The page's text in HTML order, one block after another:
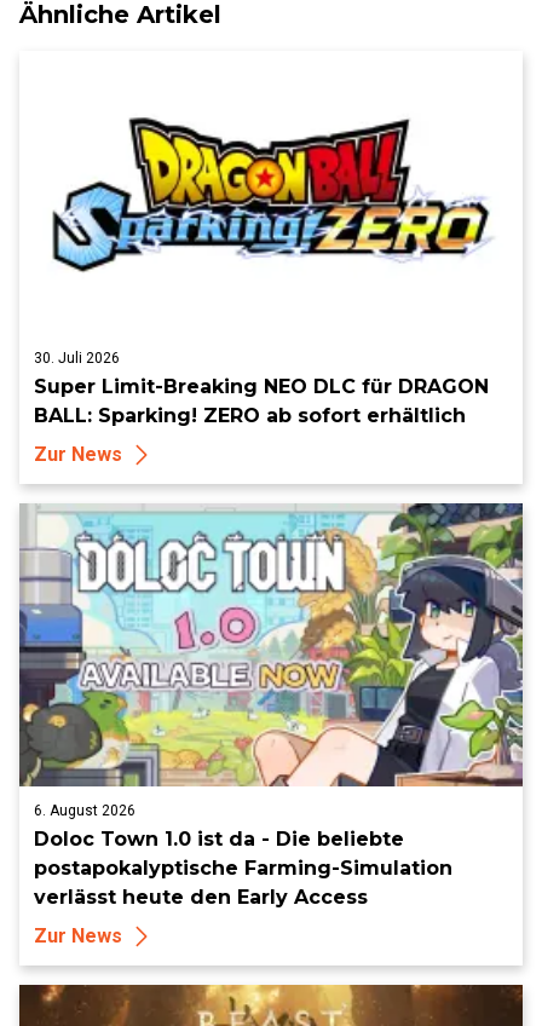
Ähnliche Artikel
30. Juli 2026
Super Limit-Breaking NEO DLC für DRAGON
BALL: Sparking! ZERO ab sofort erhältlich
Zur News
6. August 2026
Doloc Town 1.0 ist da - Die beliebte
postapokalyptische Farming-Simulation
verlässt heute den Early Access
Zur News